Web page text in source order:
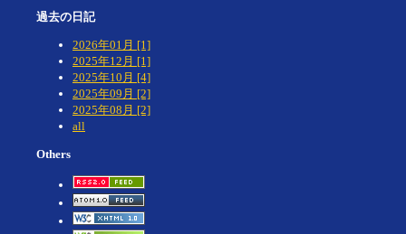
過去の日記
2026年01月 [1]
2025年12月 [1]
2025年10月 [4]
2025年09月 [2]
2025年08月 [2]
all
Others